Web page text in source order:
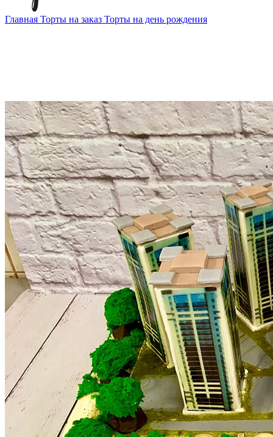
Главная Торты на заказ Торты на день рождения